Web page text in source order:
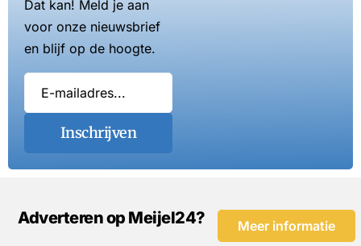
Dat kan! Meld je aan
voor onze nieuwsbrief
en blijf op de hoogte.
Inschrijven
Adverteren op Meijel24? Meer informatie